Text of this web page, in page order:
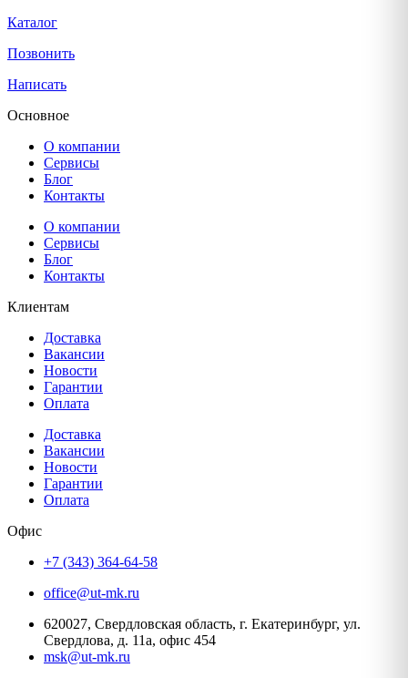
Каталог
Позвонить
Написать
Основное
О компании
Сервисы
Блог
Контакты
О компании
Сервисы
Блог
Контакты
Клиентам
Доставка
Вакансии
Новости
Гарантии
Оплата
Доставка
Вакансии
Новости
Гарантии
Оплата
Офис
+7 (343) 364-64-58
office@ut-mk.ru
620027, Свердловская область, г. Екатеринбург, ул.
Свердлова, д. 11а, офис 454
msk@ut-mk.ru